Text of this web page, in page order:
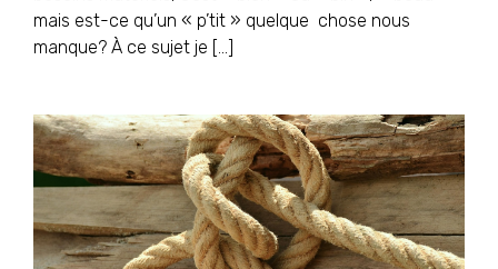
mais est-ce qu’un « p’tit » quelque chose nous
manque? À ce sujet je […]